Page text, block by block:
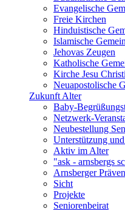
Evangelische
Freie Kirchen
Hinduistische
Islamische
Jehovas Zeugen
Katholische
Kirche Jesu
Neuapostolische
Zukunft Alter
Baby-
Netzwerk-
Neubestellung
Unterstützung
Aktiv im Alter
"ask - arnsbergs
Arnsberger
Sicht
Projekte
Seniorenbeirat